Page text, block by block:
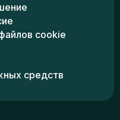
cookie
средств